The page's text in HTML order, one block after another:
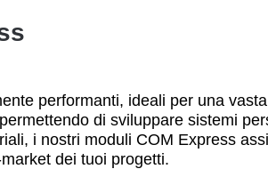
performanti, ideali per una
di sviluppare sistemi
i nostri moduli COM Express
dei tuoi progetti.